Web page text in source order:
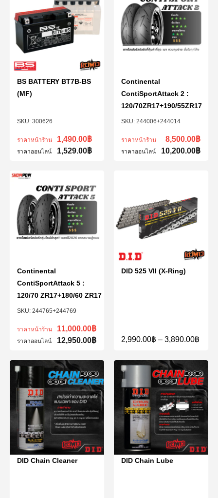
300626
BS BATTERY BT7B-BS
(MF)
ราคาหน้าร้าน 1,490.00฿
ราคาออนไลน์ 1,529.00฿
244006+244014
Continental
ContiSportAttack 2 :
120/70ZR17+190/55ZR17
ราคาหน้าร้าน 8,500.00฿
ราคาออนไลน์ 10,200.00฿
244765+244769
Continental
ContiSportAttack 5 :
120/70 ZR17+180/60 ZR17
ราคาหน้าร้าน 11,000.00฿
ราคาออนไลน์ 12,950.00฿
DID 525 VII (X-Ring)
2,990.00฿ – 3,890.00฿
DID Chain Cleaner DID Chain Lube